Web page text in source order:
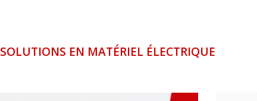
EN MATÉRIEL ÉLECTRIQUE